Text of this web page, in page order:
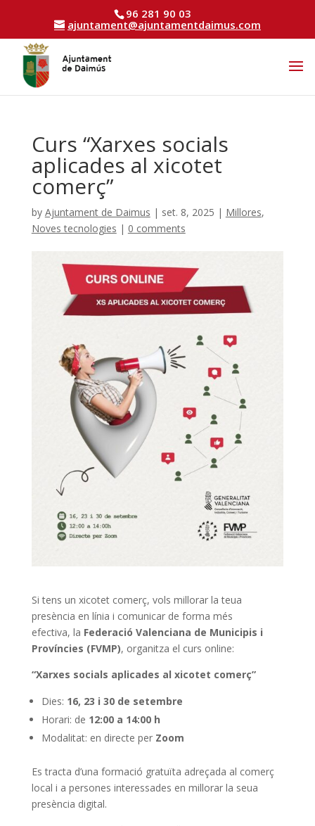
96 281 90 03
ajuntament@ajuntamentdaimus.com
Curs “Xarxes socials
aplicades al xicotet
comerç”
by Ajuntament de Daimus | set. 8, 2025 | Millores,
Noves tecnologies | 0 comments
Si tens un xicotet comerç, vols millorar la teua
presència en línia i comunicar de forma més
efectiva, la Federació Valenciana de Municipis i
Províncies (FVMP), organitza el curs online:
“Xarxes socials aplicades al xicotet comerç”
Dies: 16, 23 i 30 de setembre
Horari: de 12:00 a 14:00 h
Modalitat: en directe per Zoom
Es tracta d’una formació gratuïta adreçada al comerç
local i a persones interessades en millorar la seua
presència digital.